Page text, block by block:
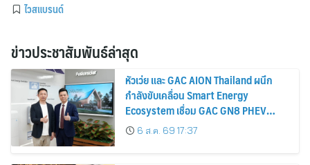
ไวสแบรนด์
ข่าวประชาสัมพันธ์ล่าสุด
หัวเว่ย และ GAC AION Thailand ผนึก
กำลังขับเคลื่อน Smart Energy
Ecosystem เชื่อม GAC GN8 PHEV
รถยนต์ MPV ระดับพรีเมียม เข้ากับ
พลังงานแสงอาทิตย์ภายในบ้าน
6 ส.ค. 69 17:37